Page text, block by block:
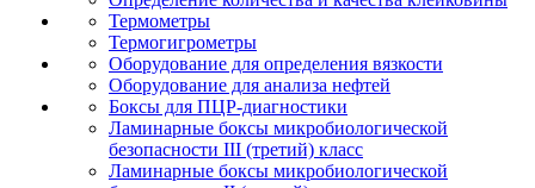
Термометры
Термогигрометры
Оборудование для определения вязкости
Оборудование для анализа нефтей
Боксы для ПЦР-диагностики
Ламинарные боксы микробиологической
безопасности III (третий) класс
Ламинарные боксы микробиологической